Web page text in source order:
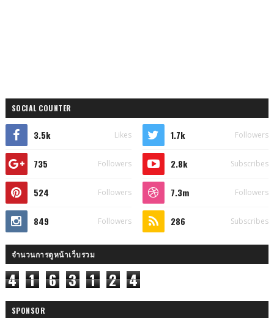
SOCIAL COUNTER
3.5k Likes 1.7k Followers
735 Followers 2.8k Subscribes
524 Followers 7.3m Followers
849 Followers 286 Subscribes
จำนวนการดูหน้าเว็บรวม
4 1 6 3 1 2 4
SPONSOR